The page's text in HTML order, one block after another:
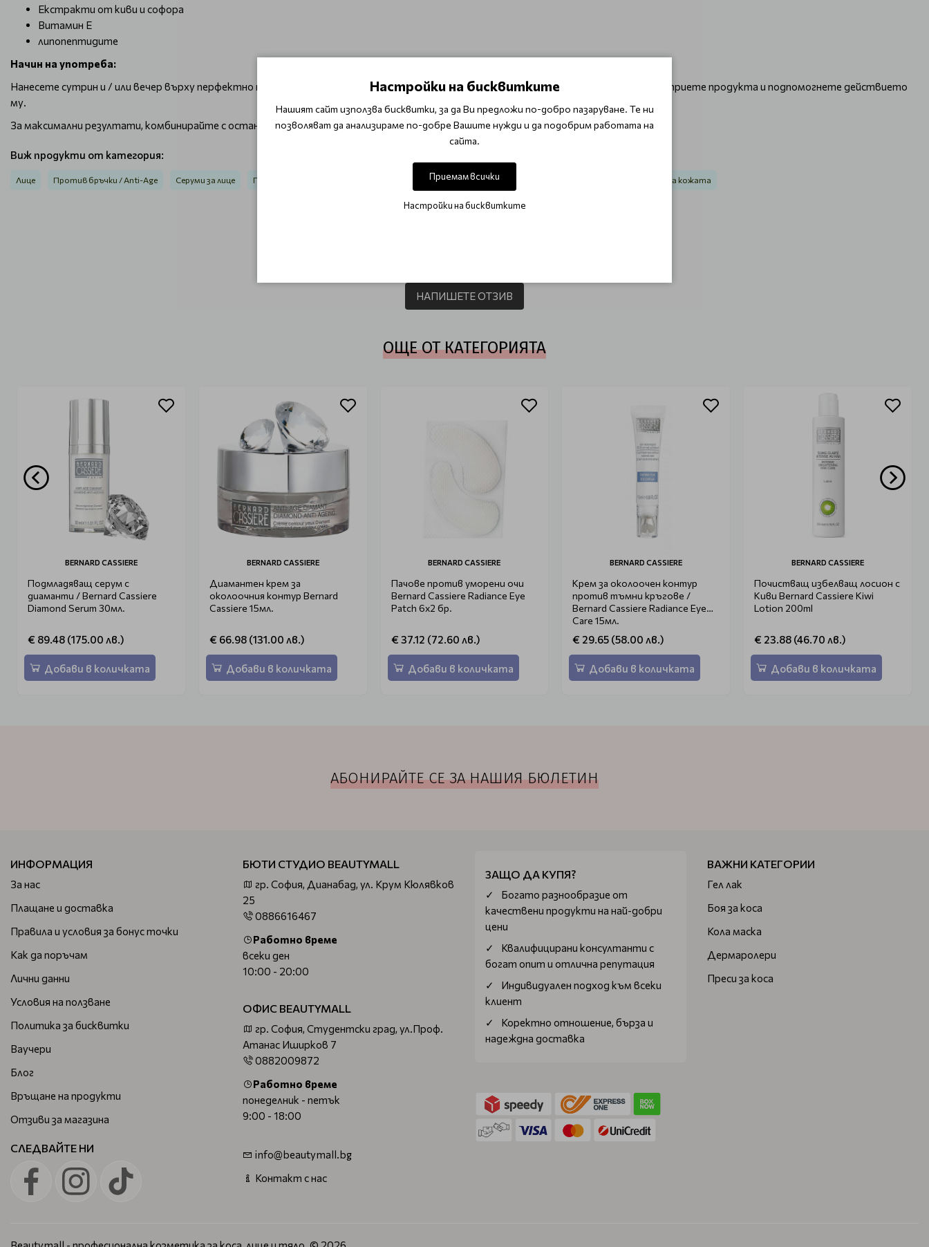
Екстракти от киви и софора
Витамин Е
липопептидите
Начин на употреба:
Нанесете сутрин и / или вечер върху перфектно почистена кожа преди крема. Използвайте масажни и повдигащи движения за да втриете продукта и подпомогнете действието
му.
За максимални резултати, комбинирайте с останалите продукти от серията Bernard Cassiere Time Interception
Виж продукти от категория:
Лице Против бръчки / Anti-Age Серуми за лице Против бръчки За мазна и акнеична кожа За суха и чувствителна кожа Против стареене на кожата
НАПИШЕТЕ ОТЗИВ
ОЩЕ ОТ КАТЕГОРИЯТА
BERNARD CASSIERE
Подмладяващ серум с
диаманти / Bernard Cassiere
Diamond Serum 30мл.
€ 89.48 (175.00 лв.)
Добави в количката
BERNARD CASSIERE
Диамантен крем за
околоочния контур Bernard
Cassiere 15мл.
€ 66.98 (131.00 лв.)
Добави в количката
BERNARD CASSIERE
Пачове против уморени очи
Bernard Cassiere Radiance Eye
Patch 6x2 бр.
€ 37.12 (72.60 лв.)
Добави в количката
BERNARD CASSIERE
Крем за околоочен контур
против тъмни кръгове /
Bernard Cassiere Radiance Eye
Care 15мл.
€ 29.65 (58.00 лв.)
Добави в количката
BERNARD CASSIERE
Почистващ избелващ лосион с
Киви Bernard Cassiere Kiwi
Lotion 200ml
€ 23.88 (46.70 лв.)
Добави в количката
АБОНИРАЙТЕ СЕ ЗА НАШИЯ БЮЛЕТИН
ИНФОРМАЦИЯ
За нас
Плащане и доставка
Правила и условия за бонус точки
Как да поръчам
Лични данни
Условия на ползване
Политика за бисквитки
Ваучери
Блог
Връщане на продукти
Отзиви за магазина
СЛЕДВАЙТЕ НИ
БЮТИ СТУДИО BEAUTYMALL
гр. София, Дианабад, ул. Крум Кюлявков
25
0886616467
Работно време
всеки ден
10:00 - 20:00
ОФИС BEAUTYMALL
гр. София, Студентски град, ул.Проф.
Атанас Иширков 7
0882009872
Работно време
понеделник - петък
9:00 - 18:00
info@beautymall.bg
Контакт с нас
ЗАЩО ДА КУПЯ?
Богатo разнообразие от
качествени продукти на най-добри
цени
Квалифицирани консултанти с
богат опит и отлична репутация
Индивидуален подход към всеки
клиент
Коректно отношение, бърза и
надеждна доставка
ВАЖНИ КАТЕГОРИИ
Гел лак
Боя за коса
Кола маска
Дермаролери
Преси за коса
Настройки на бисквитките
Нашият сайт използва бисквитки, за да Ви предложи по-добро пазаруване. Те ни
позволяват да анализираме по-добре Вашите нужди и да подобрим работата на
сайта.
Приемам всички
Настройки на бисквитките